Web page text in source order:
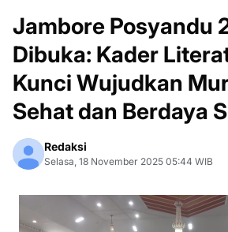
Jambore Posyandu
Dibuka: Kader
Kunci Wujudkan
Sehat dan Berdaya
Redaksi
Selasa, 18 November 2025 05:44 WIB